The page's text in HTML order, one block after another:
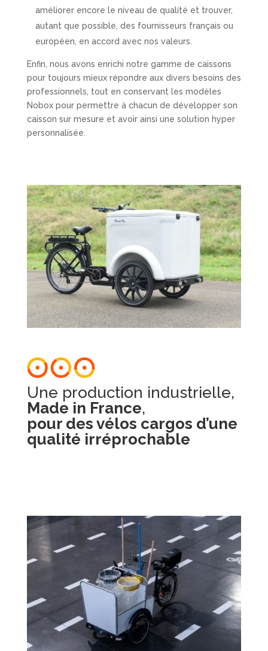
améliorer encore le niveau de qualité et trouver,
autant que possible, des fournisseurs français ou
européen, en accord avec nos valeurs.
Enfin, nous avons enrichi notre gamme de caissons
pour toujours mieux répondre aux divers besoins des
professionnels, tout en conservant les modèles
Nobox pour permettre à chacun de développer son
caisson sur mesure et avoir ainsi une solution hyper
personnalisée.
Une production industrielle,
Made in France,
pour des vélos cargos d’une
qualité irréprochable